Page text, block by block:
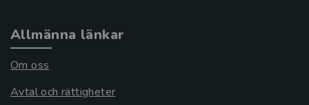
Allmänna länkar
Om oss
Avtal och rättigheter